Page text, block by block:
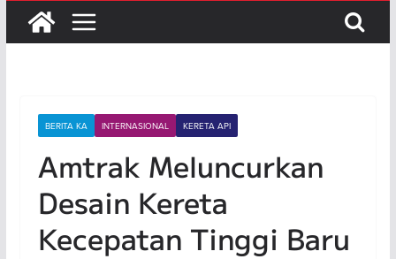
BERITA KA INTERNASIONAL KERETA API
Amtrak Meluncurkan
Desain Kereta
Kecepatan Tinggi Baru